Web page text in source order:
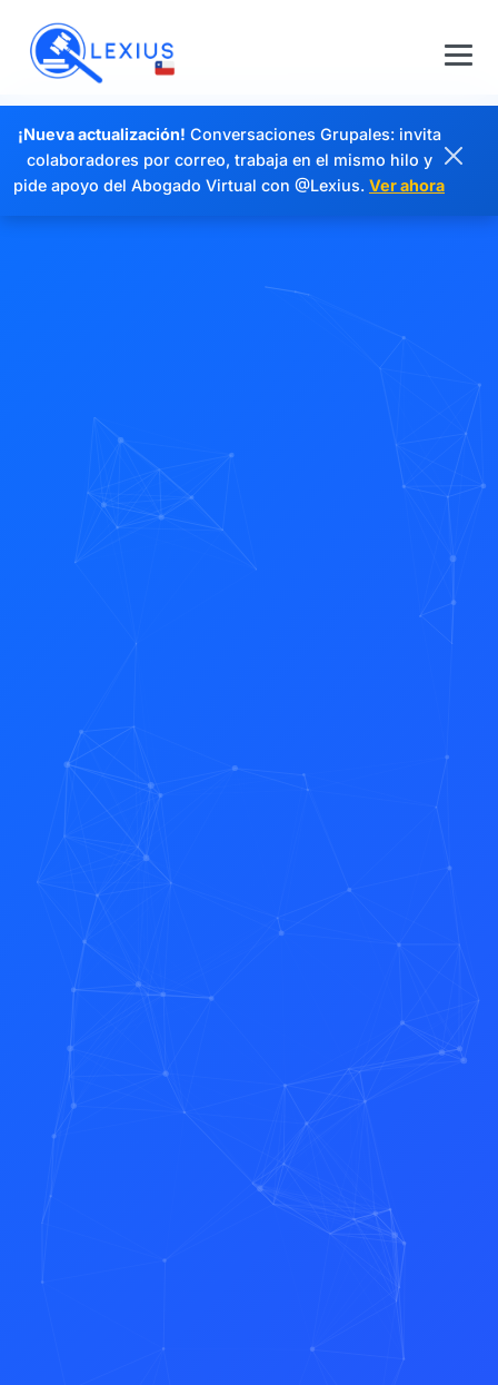
¡Nueva actualización! Conversaciones Grupales: invita
colaboradores por correo, trabaja en el mismo hilo y
pide apoyo del Abogado Virtual con @Lexius. Ver ahora